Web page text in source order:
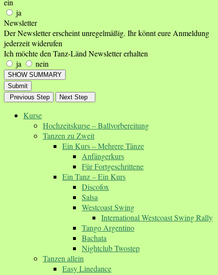
ein
ja
Newsletter
Der Newsletter erscheint unregelmäßig. Ihr könnt eure Anmeldung
jederzeit widerufen
Ich möchte den Tanz-Länd Newsletter erhalten
ja
nein
SHOW SUMMARY
Submit
Previous Step
Next Step
Kurse
Hochzeitskurse – Ballvorbereitung
Tanzen zu Zweit
Ein Kurs – Mehrere Tänze
Anfängerkurs
Für Fortgeschrittene
Ein Tanz – Ein Kurs
Discofox
Salsa
Westcoast Swing
International Westcoast Swing Rally
Tango Argentino
Bachata
Nightclub Twostep
Tanzen allein
Easy Linedance